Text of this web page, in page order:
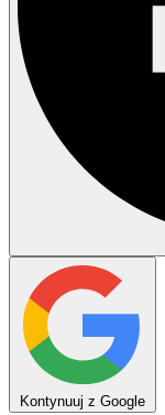
Kontynuuj z Google